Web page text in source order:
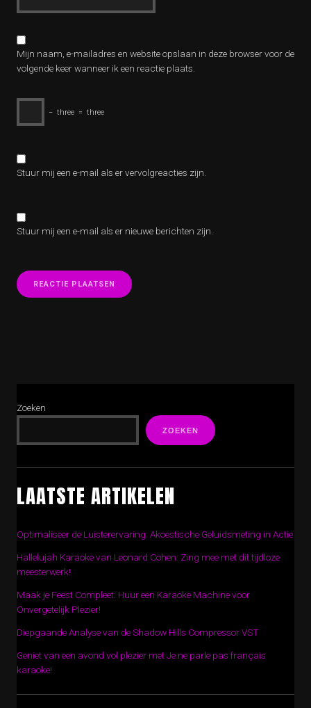
Mijn naam, e-mailadres en website opslaan in deze browser voor de
volgende keer wanneer ik een reactie plaats.
− three = three
Stuur mij een e-mail als er vervolgreacties zijn.
Stuur mij een e-mail als er nieuwe berichten zijn.
Zoeken
ZOEKEN
LAATSTE ARTIKELEN
Optimaliseer de Luisterervaring: Akoestische Geluidsmeting in Actie
Hallelujah Karaoke van Leonard Cohen: Zing mee met dit tijdloze
meesterwerk!
Maak je Feest Compleet: Huur een Karaoke Machine voor
Onvergetelijk Plezier!
Diepgaande Analyse van de Shadow Hills Compressor VST
Geniet van een avond vol plezier met Je ne parle pas français
karaoke!